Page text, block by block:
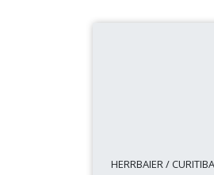
HERRBAIER /